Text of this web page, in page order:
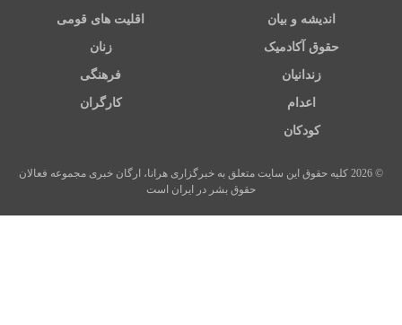
اندیشه و بیان اقلیت های قومی
حقوق آکادمیک زنان
زندانیان فرهنگی
اعدام کارگران
کودکان
© 2026 کلیه حقوق این سایت متعلق به خبرگزاری هرانا، ارگان خبری مجموعه فعالان
حقوق بشر در ایران است